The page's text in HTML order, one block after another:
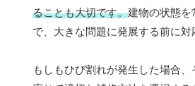
ることも大切です。建物の状態を
で、大きな問題に発展する前に対
もしもひび割れが発生した場合